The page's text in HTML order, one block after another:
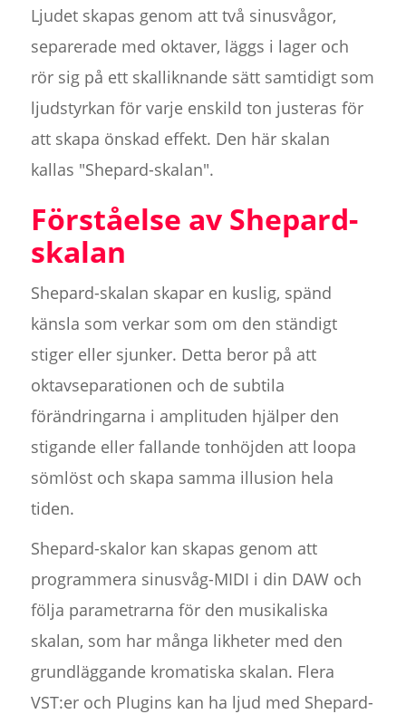
Ljudet skapas genom att två sinusvågor,
separerade med oktaver, läggs i lager och
rör sig på ett skalliknande sätt samtidigt som
ljudstyrkan för varje enskild ton justeras för
att skapa önskad effekt. Den här skalan
kallas "Shepard-skalan".
Förståelse av Shepard-
skalan
Shepard-skalan skapar en kuslig, spänd
känsla som verkar som om den ständigt
stiger eller sjunker. Detta beror på att
oktavseparationen och de subtila
förändringarna i amplituden hjälper den
stigande eller fallande tonhöjden att loopa
sömlöst och skapa samma illusion hela
tiden.
Shepard-skalor kan skapas genom att
programmera sinusvåg-MIDI i din DAW och
följa parametrarna för den musikaliska
skalan, som har många likheter med den
grundläggande kromatiska skalan. Flera
VST:er och Plugins kan ha ljud med Shepard-